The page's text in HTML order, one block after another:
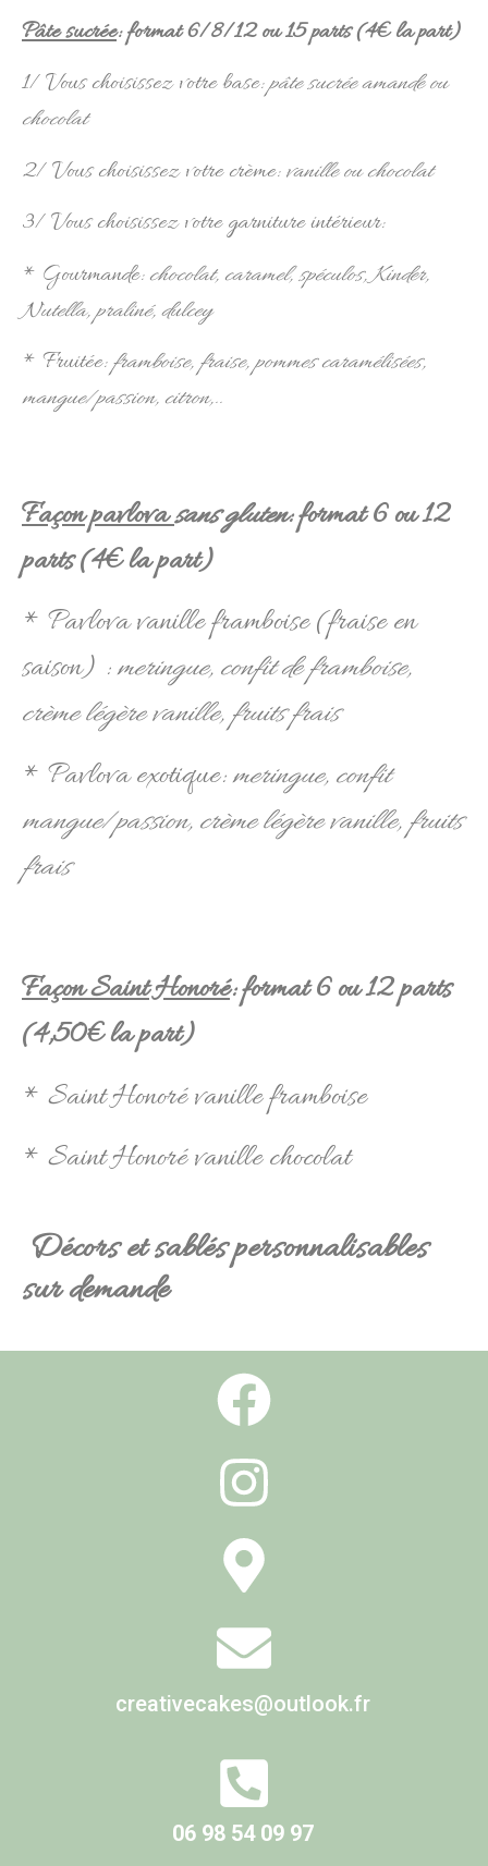
Pâte sucrée: format 6/8/12 ou 15 parts (4€ la part)
1/ Vous choisissez votre base:pâte sucrée amande ou
chocolat
2/ Vous choisissez votre crème:vanille ou chocolat
3/ Vous choisissez votre garniture intérieur:
* Gourmande:chocolat, caramel, spéculos, Kinder,
Nutella, praliné, dulcey
* Fruitée:framboise, fraise, pommes caramélisées,
mangue/passion, citron,..
Façon pavlovasans gluten: format 6 ou 12
parts (4€ la part)
* Pavlova vanille framboise (fraise en
saison) :meringue, confit de framboise,
crème légère vanille, fruits frais
* Pavlova exotique:meringue, confit
mangue/passion, crème légère vanille, fruits
frais
Façon Saint Honoré: format 6 ou 12 parts
(4,50€ la part)
* Saint Honoré vanille framboise
* Saint Honoré vanille chocolat
Décors et sablés personnalisables
sur demande
creativecakes@outlook.fr
06 98 54 09 97